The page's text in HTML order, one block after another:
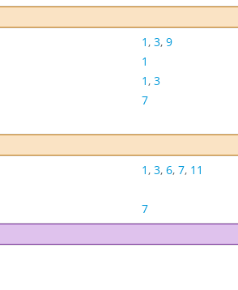
1, 3, 9
1
1, 3
7
1, 3, 6, 7, 11
7